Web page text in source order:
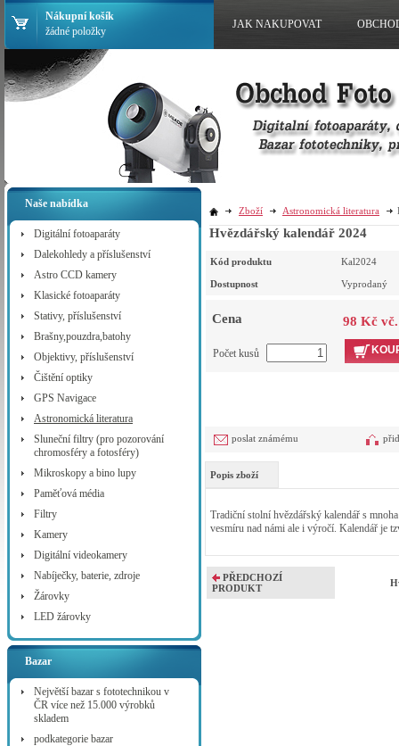
Naše nabídka
Digitální fotoaparáty
Dalekohledy a příslušenství
Astro CCD kamery
Klasické fotoaparáty
Stativy, příslušenství
Brašny,pouzdra,batohy
Objektivy, příslušenství
Čištění optiky
GPS Navigace
Astronomická literatura
Sluneční filtry (pro pozorování
chromosféry a fotosféry)
Mikroskopy a bino lupy
Paměťová média
Filtry
Kamery
Digitální videokamery
Nabíječky, baterie, zdroje
Žárovky
LED žárovky
Bazar
Největší bazar s fototechnikou v
ČR více než 15.000 výrobků
skladem
podkategorie bazar
Zboží Astronomická literatura
Hvězdářský kalendář 2024
Kód produktu Kal2024
Dostupnost Vyprodaný
Cena 98 Kč
Počet kusů
poslat známému
Popis zboží
Tradiční stolní hvězdářský kalendář s
vesmíru nad námi ale i výročí. Kalendář je
PŘEDCHOZÍ
PRODUKT
Nákupní košík
žádné položky
JAK NAKUPOVAT